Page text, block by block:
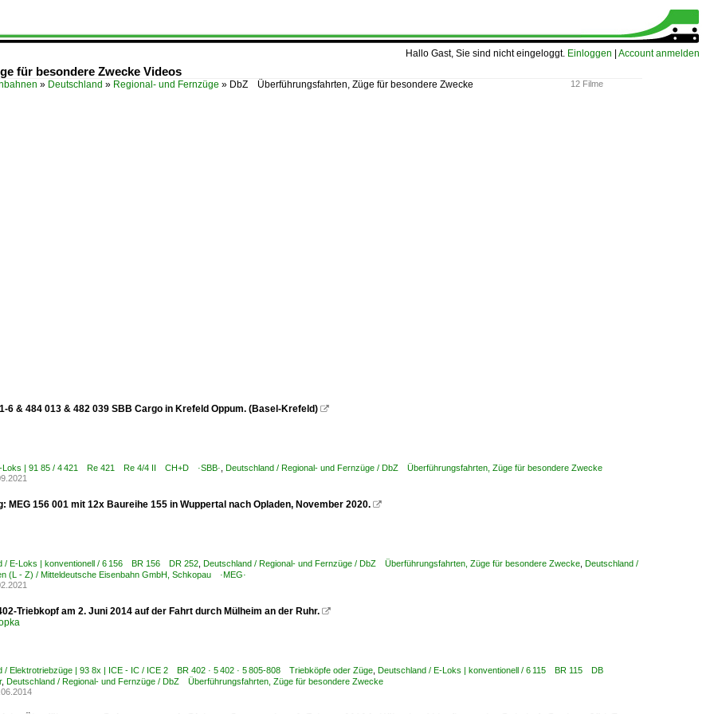
Hallo Gast, Sie sind nicht eingeloggt. Einloggen Account anmelden
für besondere Zwecke Videos
12 Filme
» Deutschland » Regional- und Fernzüge » DbZ Überführungsfahrten, Züge für besondere Zwecke
6 & 484 013 & 482 039 SBB Cargo in Krefeld Oppum. (Basel-Krefeld) 
Loks | 91 85 / 4 421 Re 421 Re 4/4 II CH+D ·SBB· Deutschland / Regional- und Fernzüge / DbZ Überführungsfahrten, Züge für besondere Zwecke
MEG 156 001 mit 12x Baureihe 155 in Wuppertal nach Opladen, November 2020. 
/ E-Loks | konventionell / 6 156 BR 156 DR 252 Deutschland / Regional- und Fernzüge / DbZ Überführungsfahrten, Züge für besondere Zwecke Deutschland /
(L - Z) / Mitteldeutsche Eisenbahn GmbH, Schkopau ·MEG·
Triebkopf am 2. Juni 2014 auf der Fahrt durch Mülheim an der Ruhr. 
/ Elektrotriebzüge | 93 8x | ICE - IC / ICE 2 BR 402 · 5 402 · 5 805-808 Triebköpfe oder Züge Deutschland / E-Loks | konventionell / 6 115 BR 115 DB
, Deutschland / Regional- und Fernzüge / DbZ Überführungsfahrten, Züge für besondere Zwecke